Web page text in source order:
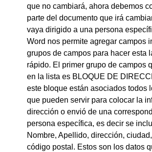
que no cambiará, ahora debemos
parte del documento que irá
vaya dirigido a una persona
Word nos permite agregar campos
grupos de campos para hacer esta
rápido. El primer grupo de campos
en la lista es BLOQUE DE
este bloque están asociados todos
que pueden servir para colocar la
dirección o envió de una
persona específica, es decir se
Nombre, Apellido, dirección,
código postal. Estos son los datos